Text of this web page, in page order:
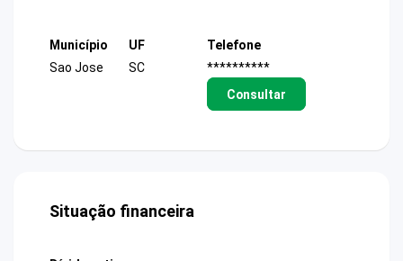
Município
Sao Jose
UF
SC
Telefone
**********
Consultar
Situação financeira